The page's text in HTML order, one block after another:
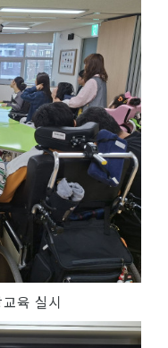
육 실시